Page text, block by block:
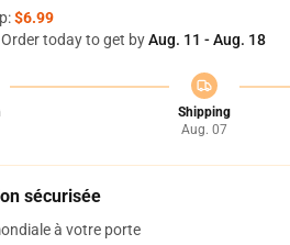
$6.99
today to get byAug. 11 - Aug. 18
Shipping
Aug. 07
sécurisée
à votre porte